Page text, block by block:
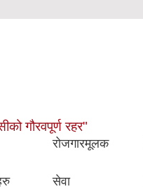
गौरवपूर्ण रहर"
रोजगारमूलक
सेवा